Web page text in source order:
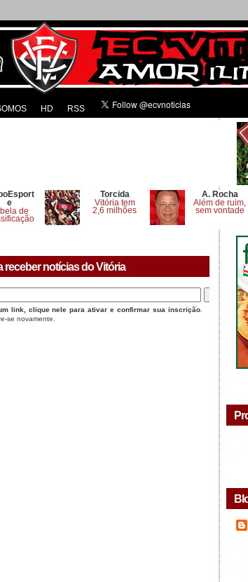
HD RSS
e
de
Torcida
Vitória tem
2,6 milhões
A. Rocha
Além de ruim,
sem vontade
receber notícias do Vitória
link, clique nele para ativar e confirmar sua inscrição
se novamente.